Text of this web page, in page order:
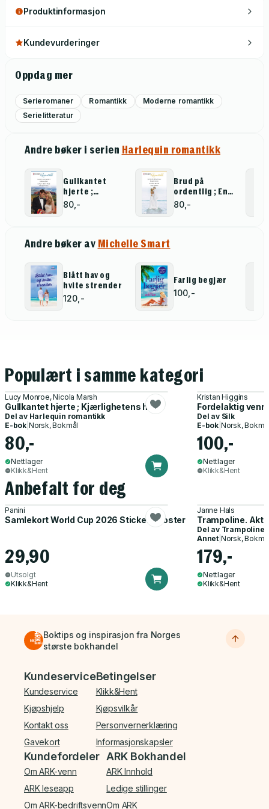
Produktinformasjon
Kundevurderinger
Oppdag mer
Serieromaner Romantikk
Moderne romantikk
Serielitteratur
Andre bøker i serien Harlequin romantikk
Gullkantet
hjerte ;
Kjærlighetens
hevn
80,-
Brud på
ordentlig ; En
på milliarden
80,-
Andre bøker av Michelle Smart
Blått hav og
hvite strender
120,-
Farlig begjær
100,-
Populært i samme kategori
Lucy Monroe, Nicola Marsh
Gullkantet hjerte ; Kjærlighetens hevn
Del av Harlequin romantikk
E-bok Norsk, Bokmål
80,-
Nettlager
Klikk&Hent
Kristan Higgins
Fordelaktig
Del av Silk
E-bok| Norsk,
100,-
Nettlager
Klikk&Hent
Anbefalt for deg
Panini
Samlekort World Cup 2026 Sticker Booster
29,90
Utsolgt
Klikk&Hent
Janne Hals
Trampoline.
Del av Trampoline
Annet| Norsk,
179,-
Nettlager
Klikk&Hent
Boktips og inspirasjon fra Norges
største bokhandel
Bunnmeny
Kundeservice
Kundeservice
Kjøpshjelp
Kontakt oss
Gavekort
Betingelser
Klikk&Hent
Kjøpsvilkår
Personvernerklæring
Informasjonskapsler
Kundefordeler
Om ARK-venn
ARK leseapp
Om ARK-bedriftsvenn
ARK Bokhandel
ARK Innhold
Ledige stillinger
Om ARK